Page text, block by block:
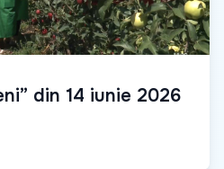
din 14 iunie 2026